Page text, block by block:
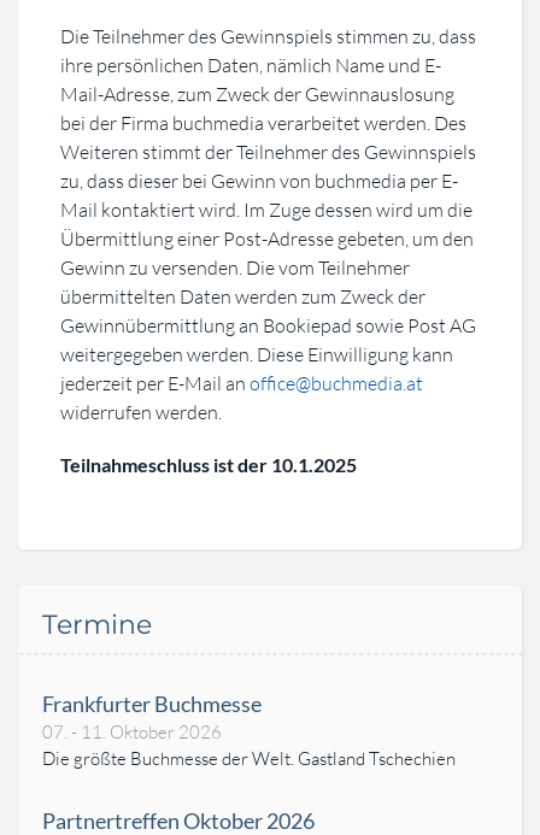
Die Teilnehmer des Gewinnspiels stimmen zu, dass
ihre persönlichen Daten, nämlich Name und E-
Mail-Adresse, zum Zweck der Gewinnauslosung
bei der Firma buchmedia verarbeitet werden. Des
Weiteren stimmt der Teilnehmer des Gewinnspiels
zu, dass dieser bei Gewinn von buchmedia per E-
Mail kontaktiert wird. Im Zuge dessen wird um die
Übermittlung einer Post-Adresse gebeten, um den
Gewinn zu versenden. Die vom Teilnehmer
übermittelten Daten werden zum Zweck der
Gewinnübermittlung an Bookiepad sowie Post AG
weitergegeben werden. Diese Einwilligung kann
jederzeit per E-Mail an office@buchmedia.at
widerrufen werden.
Teilnahmeschluss ist der 10.1.2025
Termine
Frankfurter Buchmesse
07. - 11. Oktober 2026
Die größte Buchmesse der Welt. Gastland Tschechien
Partnertreffen Oktober 2026